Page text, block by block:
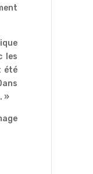
les
été
»